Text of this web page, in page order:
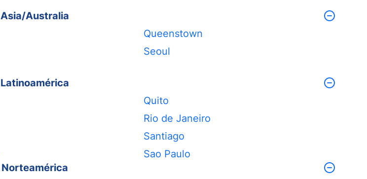
Asia/Australia
Queenstown
Seoul
Latinoamérica
Quito
Rio de Janeiro
Santiago
Sao Paulo
Norteamérica